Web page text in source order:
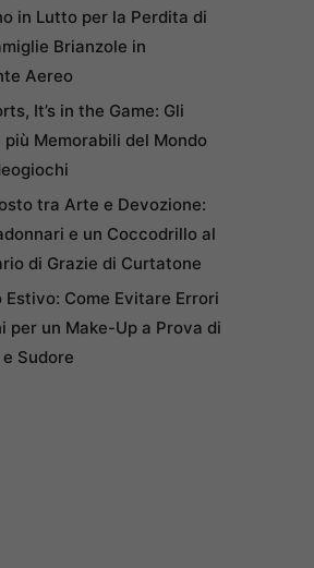
in Lutto per la Perdita di
Brianzole in
Aereo
It’s in the Game: Gli
più Memorabili del Mondo
tra Arte e Devozione:
e un Coccodrillo al
di Grazie di Curtatone
Estivo: Come Evitare Errori
per un Make-Up a Prova di
Sudore